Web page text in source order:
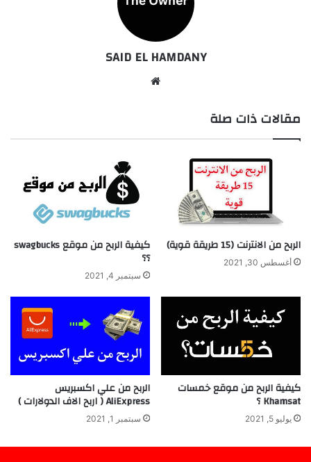
SAID EL HAMDANY
مقالات ذات صلة
الربح من الانترنت (15 طريقة قوية)
أغسطس 30, 2021
كيفية الربح من موقع swagbucks
؟؟
سبتمبر 4, 2021
كيفية الربح من موقع خمسات
Khamsat ؟
يوليو 5, 2021
الربح من علي اكسبريس
AliExpress ( اربح الاف الدولارات )
سبتمبر 1, 2021